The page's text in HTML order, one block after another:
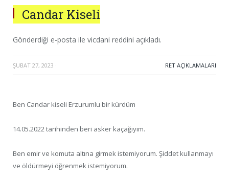
Candar Kiseli
Gönderdiği e-posta ile vicdani reddini açıkladı.
ŞUBAT 27, 2023 · RET AÇIKLAMALARI
Ben Candar kiseli Erzurumlu bir kürdüm
14.05.2022 tarihinden beri asker kaçağıyım.
Ben emir ve komuta altına girmek istemiyorum. Şiddet kullanmayı
ve öldürmeyi öğrenmek istemiyorum.